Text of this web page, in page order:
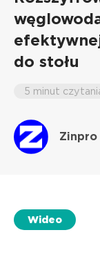
do stołu
5 minut
Zinpro
Wideo